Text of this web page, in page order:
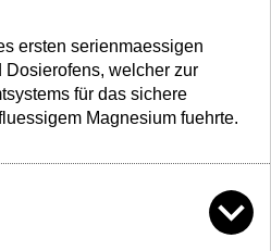
ersten serienmaessigen
Dosierofens, welcher zur
für das sichere
Magnesium fuehrte.